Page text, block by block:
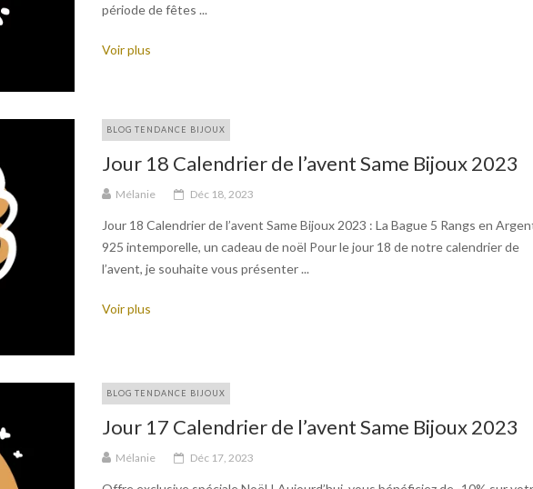
période de fêtes ...
Voir plus
BLOG TENDANCE BIJOUX
Jour 18 Calendrier de l’avent Same Bijoux 2023
Mélanie Déc 18, 2023
Jour 18 Calendrier de l’avent Same Bijoux 2023 : La Bague 5 Rangs en
925 intemporelle, un cadeau de noël Pour le jour 18 de notre calendrier de
l’avent, je souhaite vous présenter ...
Voir plus
BLOG TENDANCE BIJOUX
Jour 17 Calendrier de l’avent Same Bijoux 2023
Mélanie Déc 17, 2023